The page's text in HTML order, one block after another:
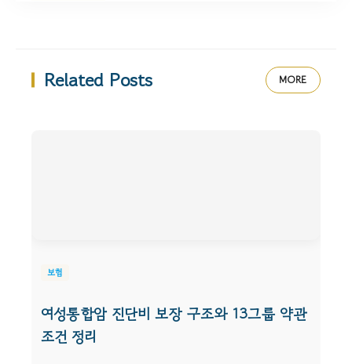
Related Posts MORE
보험
여성통합암 진단비 보장 구조와 13그룹 약관
조건 정리